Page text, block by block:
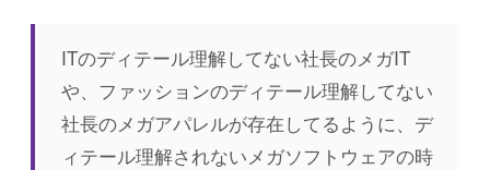
ITのディテール理解してない社長のメガIT
や、ファッションのディテール理解してない
社長のメガアパレルが存在してるように、デ
ィテール理解されないメガソフトウェアの時